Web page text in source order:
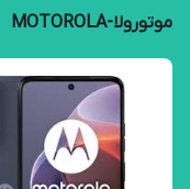
موتورولا-MOTOROLA